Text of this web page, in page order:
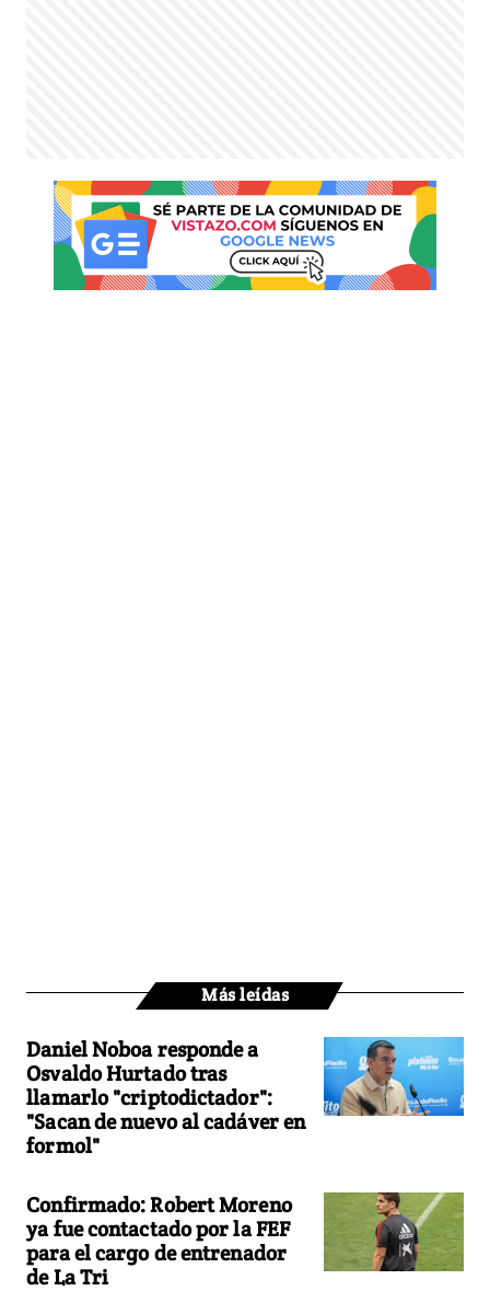
Más leídas
Daniel Noboa responde a
Osvaldo Hurtado tras
llamarlo "criptodictador":
"Sacan de nuevo al cadáver en
formol"
Confirmado: Robert Moreno
ya fue contactado por la FEF
para el cargo de entrenador
de La Tri